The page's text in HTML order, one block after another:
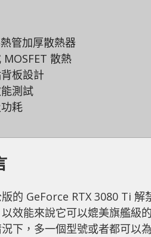
管加厚散熱器
MOSFET 散熱
板設計
測試
耗
的 GeForce RTX 3080 Ti
效能來說它可以媲美旗艦級
下，多一個型號或者都可以